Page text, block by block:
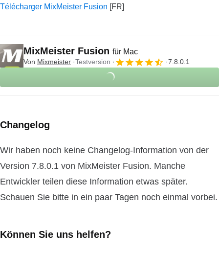
Télécharger MixMeister Fusion
MixMeister Fusion für Mac
Von Mixmeister Testversion 7.8.0.1
Changelog
Wir haben noch keine Changelog-Information von der
Version 7.8.0.1 von MixMeister Fusion. Manche
Entwickler teilen diese Information etwas später.
Schauen Sie bitte in ein paar Tagen noch einmal vorbei.
Können Sie uns helfen?